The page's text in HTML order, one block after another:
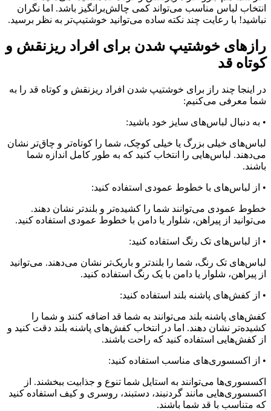
لباس مناسب می‌تواند کمی چالش‌برانگیز باشد. اما نگران
با رعایت چند نکته ساده می‌توانید خوشتیپ‌تر به نظر برسید.
خوشتیپ شدن برای افراد ریزنقش و
قد
اینجا چند راز برای خوشتیپ شدن افراد ریزنقش و کوتاه قد را به
معرفی می‌کنیم:
دنبال لباس‌های سایز خود باشید:
خیلی بزرگ یا خیلی کوچک، شما را کوتاه‌تر و چاق‌تر نشان
لباس‌هایی را انتخاب کنید که به طور کامل اندازه شما
لباس‌های با خطوط عمودی استفاده کنید:
عمودی می‌توانند شما را کشیده‌تر و بلندتر نشان دهند.
از پیراهن، شلوار یا دامن با خطوط عمودی استفاده کنید.
لباس‌های تک رنگ استفاده کنید:
تک رنگ، شما را بلندتر و باریک‌تر نشان می‌دهند. می‌توانید
پیراهن، شلوار یا دامن با یک رنگ استفاده کنید.
کفش‌های پاشنه بلند استفاده کنید:
پاشنه بلند می‌توانند به شما قد اضافه کنند و شما را
نشان دهند. اما در انتخاب کفش‌های پاشنه بلند دقت کنید و
کفش‌هایی استفاده کنید که راحت باشند.
اکسسوری‌های مناسب استفاده کنید:
می‌توانند به استایل شما تنوع و جذابیت ببخشند. از
مانند گردنبند، دستبند، روسری و کیف استفاده کنید
متناسب با قد شما باشند.